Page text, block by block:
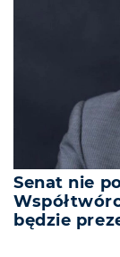
Senat nie
będzie